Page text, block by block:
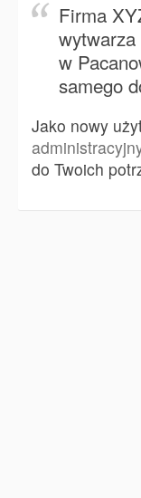
Firma
w
samego
Jako nowy
do Twoich